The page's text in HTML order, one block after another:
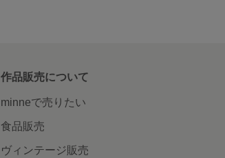
作品販売について
minneで売りたい
食品販売
ヴィンテージ販売